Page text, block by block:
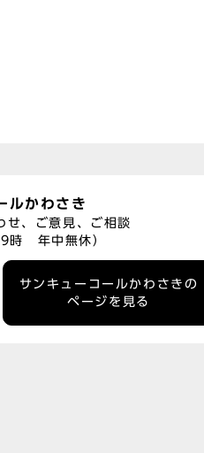
ルかわさき
せ、ご意見、ご相談
9時 年中無休）
サンキューコールかわさきの
ページを見る